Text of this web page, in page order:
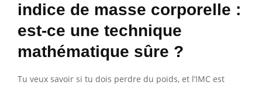
indice de masse corporelle :
est-ce une technique
mathématique sûre ?
Tu veux savoir si tu dois perdre du poids, et l’IMC est